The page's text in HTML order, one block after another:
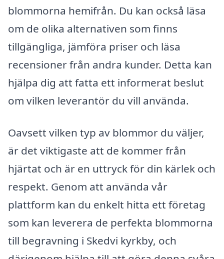
blommorna hemifrån. Du kan också läsa
om de olika alternativen som finns
tillgängliga, jämföra priser och läsa
recensioner från andra kunder. Detta kan
hjälpa dig att fatta ett informerat beslut
om vilken leverantör du vill använda.
Oavsett vilken typ av blommor du väljer,
är det viktigaste att de kommer från
hjärtat och är en uttryck för din kärlek och
respekt. Genom att använda vår
plattform kan du enkelt hitta ett företag
som kan leverera de perfekta blommorna
till begravning i Skedvi kyrkby, och